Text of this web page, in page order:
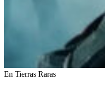
En Tierras Raras